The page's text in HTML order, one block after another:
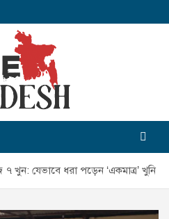
৭ খুন: যেভাবে ধরা পড়েন ‘একমাত্র’ খুনি